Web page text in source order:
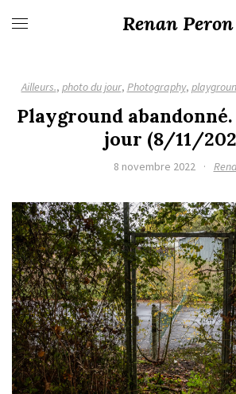
Renan Peron
Ailleurs., photo du jour, Photography,
Playground
jour (8/11/
8 novembre 2022 ·